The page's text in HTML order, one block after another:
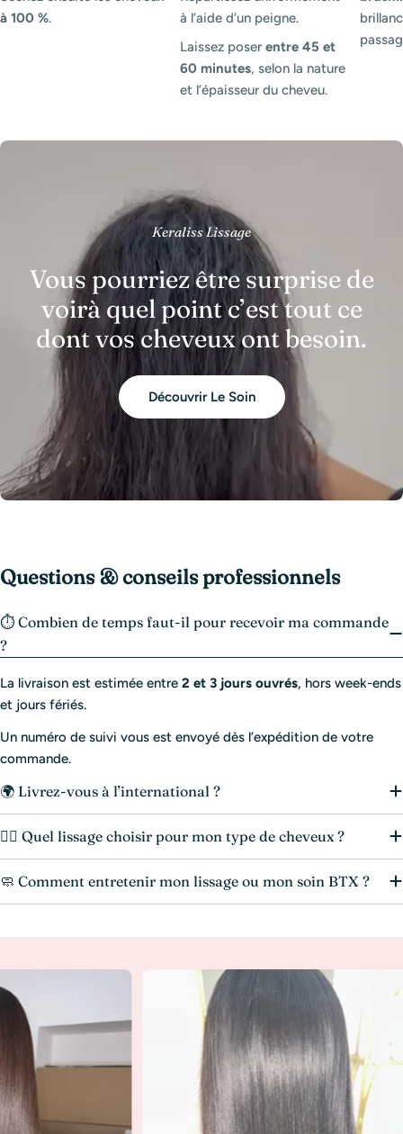
à 100 %.
à l’aide d’un peigne.
Laissez poserentre 45 et
60 minutes, selon la nature
et l’épaisseur du cheveu.
Keraliss Lissage
Vous pourriez être surprise de
voirà quel point c’est tout ce
dont vos cheveux ont besoin.
Découvrir Le Soin
Questions & conseils professionnels
⏱️ Combien de temps faut-il pour recevoir ma commande
?
La livraison est estimée entre 2 et 3 jours ouvrés, hors week-ends
et jours fériés.
Un numéro de suivi vous est envoyé dès l’expédition de votre
commande.
🌍 Livrez-vous à l’international ?
💆‍♀️ Quel lissage choisir pour mon type de cheveux ?
🧼 Comment entretenir mon lissage ou mon soin BTX ?